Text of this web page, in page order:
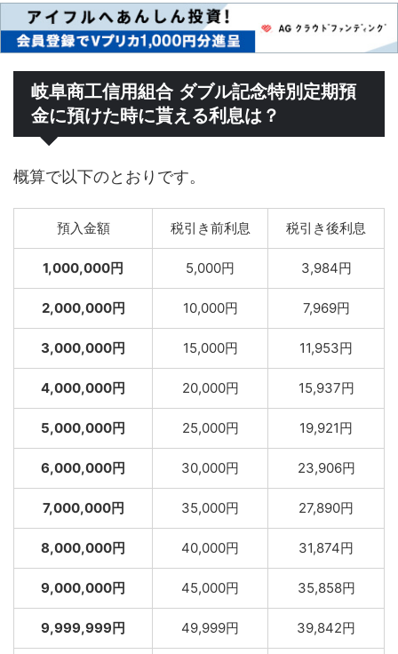
岐阜商工信用組合 ダブル記念特別定期預
金に預けた時に貰える利息は？
概算で以下のとおりです。
預入金額 税引き前利息 税引き後利息
1,000,000円 5,000円 3,984円
2,000,000円 10,000円 7,969円
3,000,000円 15,000円 11,953円
4,000,000円 20,000円 15,937円
5,000,000円 25,000円 19,921円
6,000,000円 30,000円 23,906円
7,000,000円 35,000円 27,890円
8,000,000円 40,000円 31,874円
9,000,000円 45,000円 35,858円
9,999,999円 49,999円 39,842円